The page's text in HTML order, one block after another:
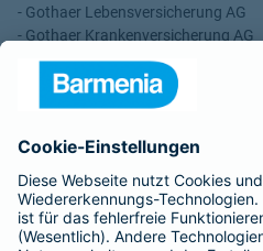
- Gothaer Lebensversicherung AG
- Gothaer Krankenversicherung AG
- ROLAND Rechtsschutz-
- ROLAND Schutzbrief-Versicherung
Vergütungen, die in der zu
enthalten sind.
Schlichtungsstellen